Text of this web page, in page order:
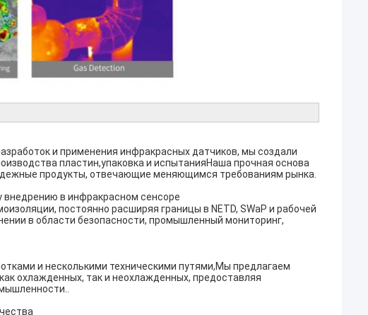
и применения инфракрасных датчиков, мы создали
пластин,упаковка и испытанияНаша прочная основа
продукты, отвечающие меняющимся требованиям рынка.
внедрению в инфракрасном сенсоре
постоянно расширяя границы в NETD, SWaP и рабочей
в области безопасности, промышленный мониторинг,
и несколькими техническими путями,Мы предлагаем
охлажденных, так и неохлажденных, предоставляя